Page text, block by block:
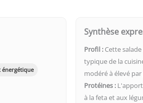
énergétique
Synthèse
Profil : Cette
typique de la
modéré à élevé
Protéines :
à la feta et aux